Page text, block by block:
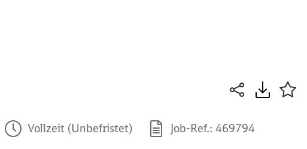
Vollzeit (Unbefristet) Job-Ref.: 469794